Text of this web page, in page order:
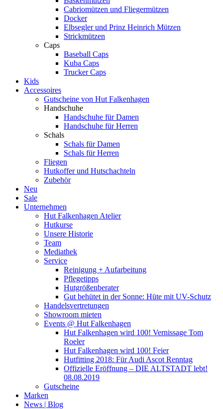
Cabriomützen und Fliegermützen
Docker
Elbsegler und Prinz Heinrich Mützen
Strickmützen
Caps
Baseball Caps
Kuba Caps
Trucker Caps
Kids
Accessoires
Gutscheine von Hut Falkenhagen
Handschuhe
Handschuhe für Damen
Handschuhe für Herren
Schals
Schals für Damen
Schals für Herren
Fliegen
Hutkoffer und Hutschachteln
Zubehör
Neu
Sale
Unternehmen
Hut Falkenhagen Atelier
Hutkurse
Unsere Historie
Team
Mediathek
Service
Reinigung + Aufarbeitung
Pflegetipps
Hutgrößenberater
Gut behütet in der Sonne: Hüte mit UV-Schutz
Handelsvertretungen
Showroom mieten
Events @ Hut Falkenhagen
Hut Falkenhagen wird 100! Vernissage Tom
Roeler
Hut Falkenhagen wird 100! Feier
Hutfitting 2018: Für Audi Ascot Renntag
Offizielle Eröffnung – DIE ALTSTADT lebt!
08.08.2019
Gutscheine
Marken
News | Blog